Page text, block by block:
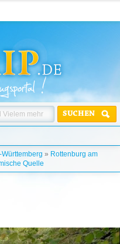
SUCHEN
Württemberg » Rottenburg am
Quelle